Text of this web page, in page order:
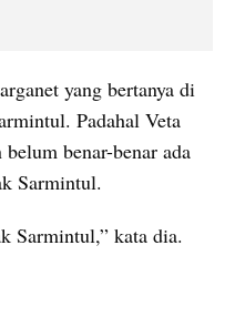
yang bertanya di
Padahal Veta
benar-benar ada
Sarmintul.
Sarmintul,” kata dia.